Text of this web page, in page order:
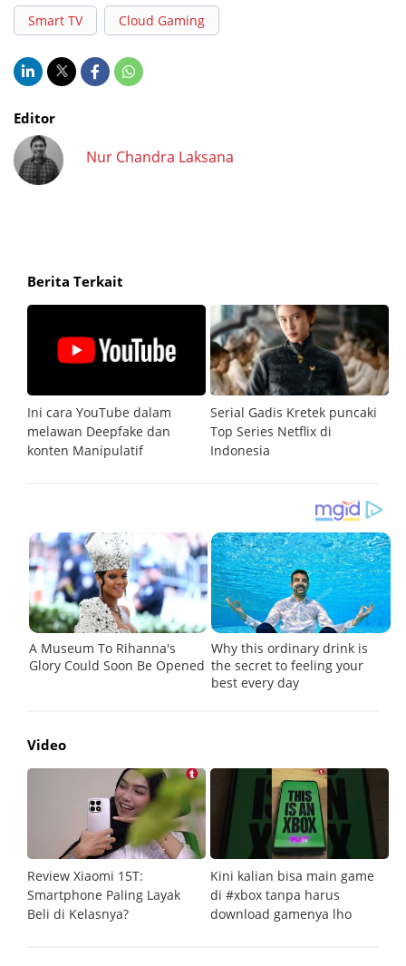
Smart TV Cloud Gaming
Editor
Nur Chandra Laksana
Berita Terkait
Ini cara YouTube dalam
melawan Deepfake dan
konten Manipulatif
Serial Gadis Kretek puncaki
Top Series Netflix di
Indonesia
Video
Review Xiaomi 15T:
Smartphone Paling Layak
Beli di Kelasnya?
Kini kalian bisa main game
di #xbox tanpa harus
download gamenya lho